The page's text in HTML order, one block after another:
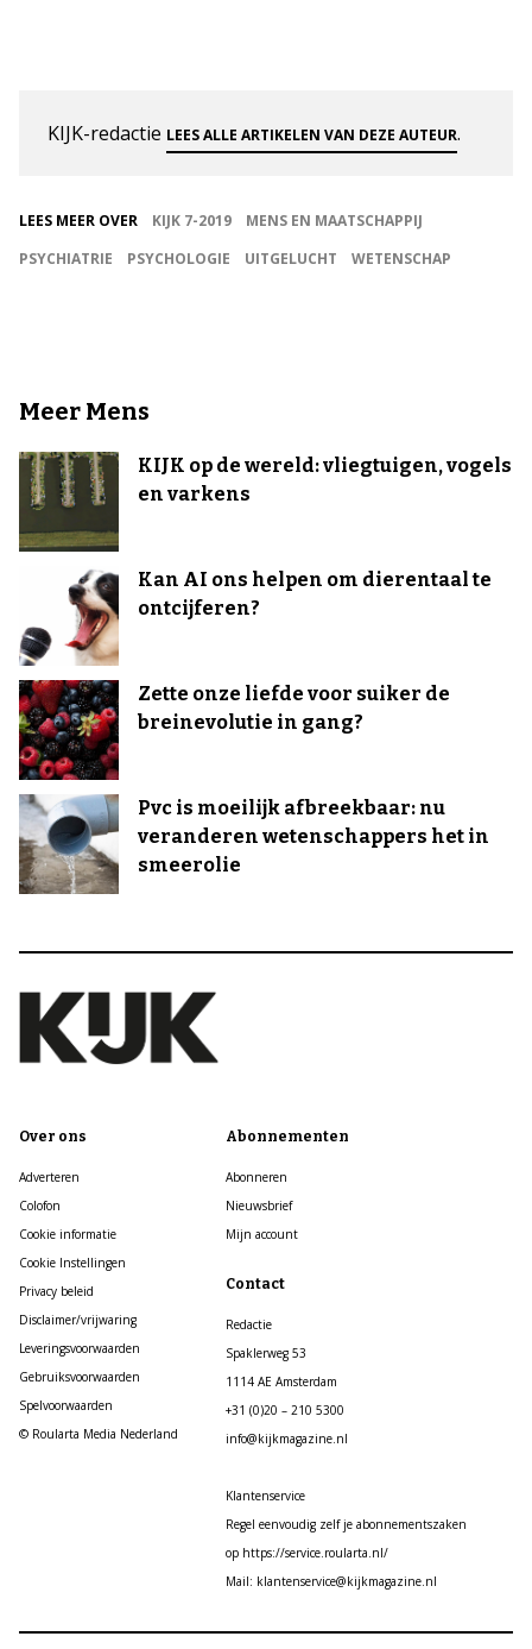
KIJK-redactie LEES ALLE ARTIKELEN VAN DEZE AUTEUR.
LEES MEER OVER KIJK 7-2019
MENS EN MAATSCHAPPIJ
PSYCHIATRIE
PSYCHOLOGIE UITGELUCHT WETENSCHAP
Meer Mens
KIJK op de wereld: vliegtuigen, vogels
en varkens
Kan AI ons helpen om dierentaal te
ontcijferen?
Zette onze liefde voor suiker de
breinevolutie in gang?
Pvc is moeilijk afbreekbaar: nu
veranderen wetenschappers het in
smeerolie
Over ons
Adverteren
Colofon
Cookie informatie
Cookie Instellingen
Privacy beleid
Disclaimer/vrijwaring
Leveringsvoorwaarden
Gebruiksvoorwaarden
Spelvoorwaarden
© Roularta Media Nederland
Abonnementen
Abonneren
Nieuwsbrief
Mijn account
Contact
Redactie
Spaklerweg 53
1114 AE Amsterdam
+31 (0)20 – 210 5300
info@kijkmagazine.nl
Klantenservice
Regel eenvoudig zelf je abonnementszaken
op https://service.roularta.nl/
Mail: klantenservice@kijkmagazine.nl